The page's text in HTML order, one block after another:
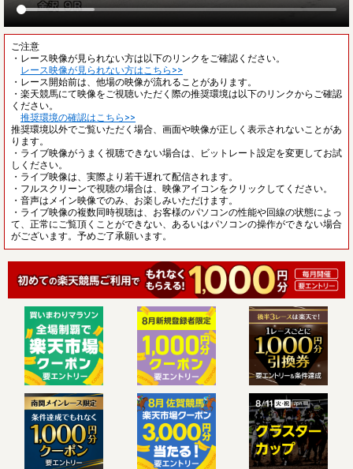
ご注意
・レース映像が見られない方は以下のリンクをご確認ください。
レース映像が見られない方はこちら>>
・レース開始前は、他場の映像が流れることがあります。
・楽天競馬にて映像をご視聴いただく際の推奨環境は以下のリンクからご確認
ください。
推奨環境の確認はこちら>>
推奨環境以外でご覧いただく場合、画面や映像が正しく表示されないことがあ
ります。
・ライブ映像がうまく視聴できない場合は、ビットレート設定を変更してお試
しください。
・ライブ映像は、実際より若干遅れて配信されます。
・フルスクリーンで視聴の場合は、映像アイコンをクリックしてください。
・音声はメイン映像でのみ、お楽しみいただけます。
・ライブ映像の複数同時視聴は、お客様のパソコンの性能や回線の状態によっ
て、正常にご覧頂くことができない、あるいはパソコンの操作ができない場合
がございます。予めご了承願います。